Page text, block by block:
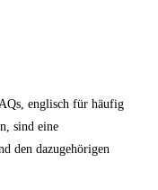
englisch für häufig
sind eine
den dazugehörigen